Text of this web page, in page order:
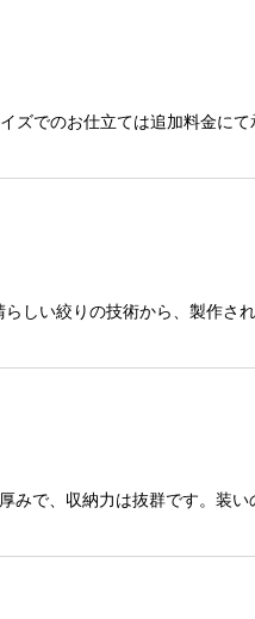
でのお仕立ては追加料金に
しい絞りの技術から、製作さ
で、収納力は抜群です。装